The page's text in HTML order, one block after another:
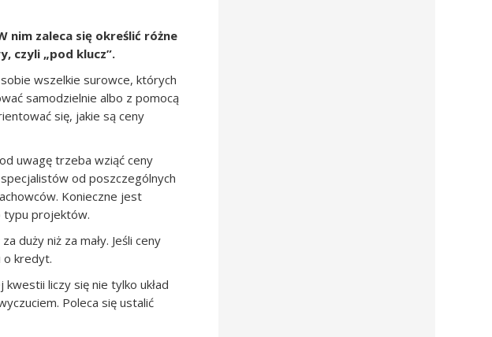
zaleca się określić różne
czyli „pod klucz”.
wszelkie surowce, których
samodzielnie albo z pomocą
się, jakie są ceny
uwagę trzeba wziąć ceny
od poszczególnych
Konieczne jest
typu projektów.
duży niż za mały. Jeśli ceny
o kredyt.
liczy się nie tylko układ
Poleca się ustalić